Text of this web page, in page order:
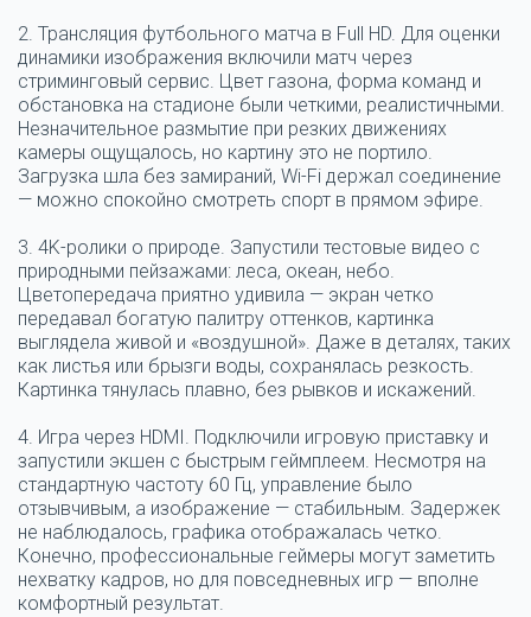
2. Трансляция футбольного матча в Full HD. Для оценки
динамики изображения включили матч через
стриминговый сервис. Цвет газона, форма команд и
обстановка на стадионе были четкими, реалистичными.
Незначительное размытие при резких движениях
камеры ощущалось, но картину это не портило.
Загрузка шла без замираний, Wi-Fi держал соединение
— можно спокойно смотреть спорт в прямом эфире.
3. 4K-ролики о природе. Запустили тестовые видео с
природными пейзажами: леса, океан, небо.
Цветопередача приятно удивила — экран четко
передавал богатую палитру оттенков, картинка
выглядела живой и «воздушной». Даже в деталях, таких
как листья или брызги воды, сохранялась резкость.
Картинка тянулась плавно, без рывков и искажений.
4. Игра через HDMI. Подключили игровую приставку и
запустили экшен с быстрым геймплеем. Несмотря на
стандартную частоту 60 Гц, управление было
отзывчивым, а изображение — стабильным. Задержек
не наблюдалось, графика отображалась четко.
Конечно, профессиональные геймеры могут заметить
нехватку кадров, но для повседневных игр — вполне
комфортный результат.